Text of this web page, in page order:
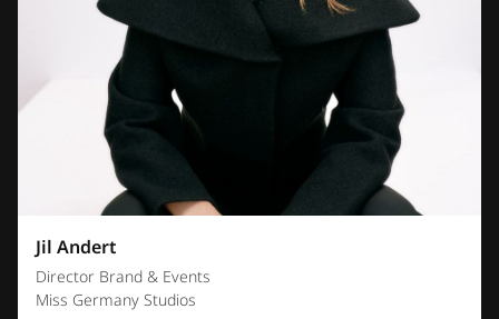
Jil Andert
Director Brand & Events
Miss Germany Studios